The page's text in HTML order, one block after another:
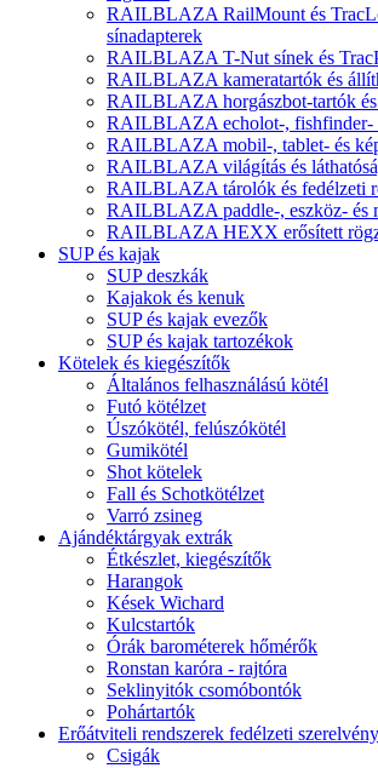
RAILBLAZA RailMount és
sínadapterek
RAILBLAZA T-Nut sínek és
RAILBLAZA kameratartók és
RAILBLAZA horgászbot-tartók és
RAILBLAZA echolot-, fishfinder-
RAILBLAZA mobil-, tablet- és
RAILBLAZA világítás és
RAILBLAZA tárolók és fedélzeti
RAILBLAZA paddle-, eszköz- és
RAILBLAZA HEXX erősített
SUP és kajak
SUP deszkák
Kajakok és kenuk
SUP és kajak evezők
SUP és kajak tartozékok
Kötelek és kiegészítők
Általános felhasználású kötél
Futó kötélzet
Úszókötél, felúszókötél
Gumikötél
Shot kötelek
Fall és Schotkötélzet
Varró zsineg
Ajándéktárgyak extrák
Étkészlet, kiegészítők
Harangok
Kések Wichard
Kulcstartók
Órák barométerek hőmérők
Ronstan karóra - rajtóra
Seklinyitók csomóbontók
Pohártartók
Erőátviteli rendszerek fedélzeti szerelvény
Csigák